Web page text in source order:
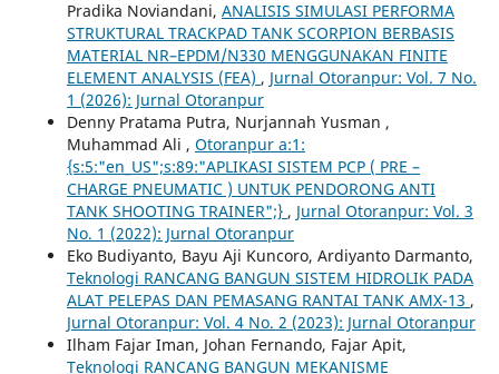
Pradika Noviandani, ANALISIS SIMULASI PERFORMA
STRUKTURAL TRACKPAD TANK SCORPION BERBASIS
MATERIAL NR–EPDM/N330 MENGGUNAKAN FINITE
ELEMENT ANALYSIS (FEA) , Jurnal Otoranpur: Vol. 7 No.
1 (2026): Jurnal Otoranpur
Denny Pratama Putra, Nurjannah Yusman ,
Muhammad Ali , Otoranpur a:1:
{s:5:"en_US";s:89:"APLIKASI SISTEM PCP ( PRE –
CHARGE PNEUMATIC ) UNTUK PENDORONG ANTI
TANK SHOOTING TRAINER";} , Jurnal Otoranpur: Vol. 3
No. 1 (2022): Jurnal Otoranpur
Eko Budiyanto, Bayu Aji Kuncoro, Ardiyanto Darmanto,
Teknologi RANCANG BANGUN SISTEM HIDROLIK PADA
ALAT PELEPAS DAN PEMASANG RANTAI TANK AMX-13 ,
Jurnal Otoranpur: Vol. 4 No. 2 (2023): Jurnal Otoranpur
Ilham Fajar Iman, Johan Fernando, Fajar Apit,
Teknologi RANCANG BANGUN MEKANISME